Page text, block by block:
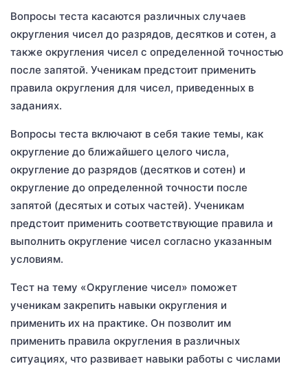
Вопросы теста касаются различных случаев
округления чисел до разрядов, десятков и сотен, а
также округления чисел с определенной точностью
после запятой. Ученикам предстоит применить
правила округления для чисел, приведенных в
заданиях.
Вопросы теста включают в себя такие темы, как
округление до ближайшего целого числа,
округление до разрядов (десятков и сотен) и
округление до определенной точности после
запятой (десятых и сотых частей). Ученикам
предстоит применить соответствующие правила и
выполнить округление чисел согласно указанным
условиям.
Тест на тему «Округление чисел» поможет
ученикам закрепить навыки округления и
применить их на практике. Он позволит им
применить правила округления в различных
ситуациях, что развивает навыки работы с числами